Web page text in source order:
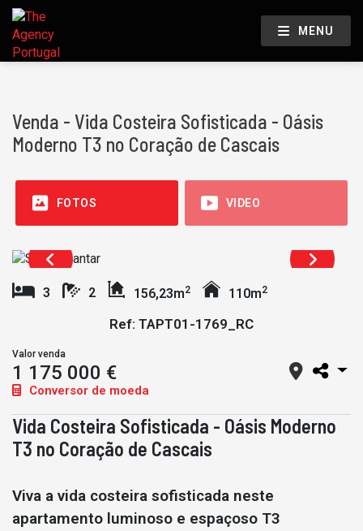
MENU
Venda - Vida Costeira Sofisticada - Oásis
Moderno T3 no Coração de Cascais
FOTOS VIDEO
3 2 156,23m2 110m2
Ref: TAPT01-1769_RC
Valor venda
1 175 000 €
Conversor de moeda
Vida Costeira Sofisticada - Oásis Moderno
T3 no Coração de Cascais
Viva a vida costeira sofisticada neste
apartamento luminoso e espaçoso T3